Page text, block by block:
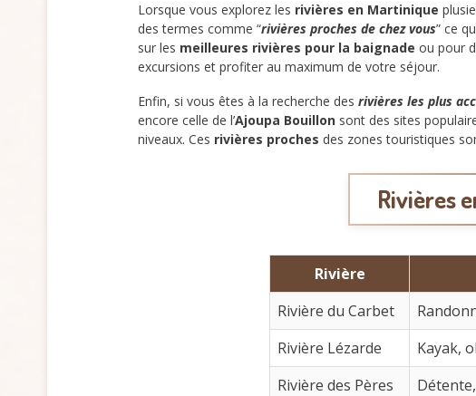
Lorsque vous explorez les rivières en Martinique
des termes comme “rivières proches de chez vous” ce
sur les meilleures rivières pour la baignade ou pour
excursions et profiter au maximum de votre séjour.
Enfin, si vous êtes à la recherche des rivières les plus
encore celle de l’Ajoupa Bouillon sont des sites
niveaux. Ces rivières proches des zones touristiques
Rivières
Rivière
Rivière du Carbet
Rivière Lézarde
Kayak,
Rivière des Pères